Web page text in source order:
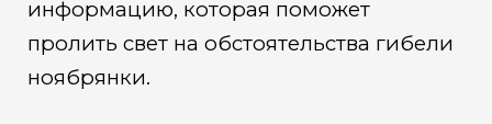
информацию, которая поможет
пролить свет на обстоятельства гибели
ноябрянки.